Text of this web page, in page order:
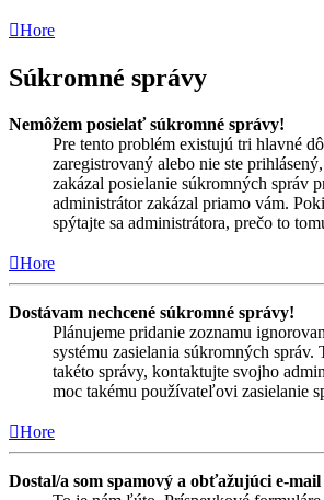
Hore
Súkromné správy
Nemôžem posielať súkromné správy!
Pre tento problém existujú tri hlavné
zaregistrovaný alebo nie ste
zakázal posielanie súkromných správ
administrátor zakázal priamo vám.
spýtajte sa administrátora, prečo to
Hore
Dostávam nechcené súkromné správy!
Plánujeme pridanie zoznamu
systému zasielania súkromných správ.
takéto správy, kontaktujte svojho
moc takému používateľovi zasielanie
Hore
Dostal/a som spamový a obťažujúci e-